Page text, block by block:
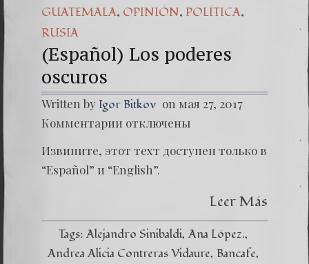
GUATEMALA, OPINIÓN, POLÍTICA,
RUSIA
(Español) Los poderes
oscuros
Written by Igor Bitkov on мая 27, 2017
Комментарии
oscuros
отключены
Извините, этот техт доступен только в
“Español” и “English”.
Leer Más
Tags: Alejandro Sinibaldi Ana López.
Andrea Alicia Contreras Vidaure Bancafe